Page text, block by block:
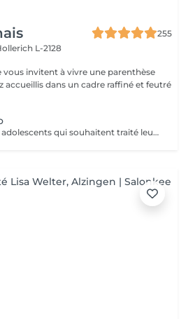
255
L-2128
vous invitent à vivre une parenthèse
Ce soin est adapté aux adolescents qui souhaitent traité leurs acné ou avoir une peau plus lisse et lumineuse !